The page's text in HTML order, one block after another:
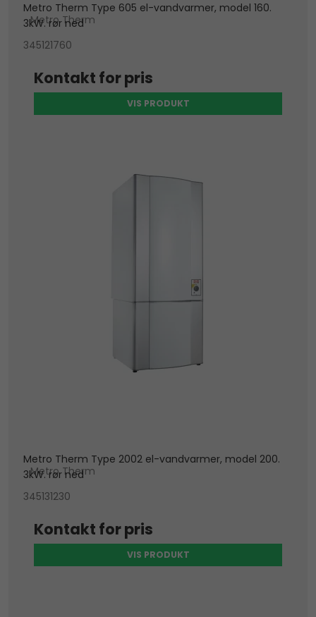
Metro Therm Type 605 el-vandvarmer, model 160.
3kW. rør ned
Metro Therm
345121760
Kontakt for pris
VIS PRODUKT
Metro Therm Type 2002 el-vandvarmer, model 200.
3kW. rør ned
Metro Therm
345131230
Kontakt for pris
VIS PRODUKT